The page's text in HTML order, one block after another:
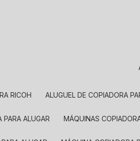
RICOH ALUGUEL DE COPIADORA
PARA ALUGAR MÁQUINAS